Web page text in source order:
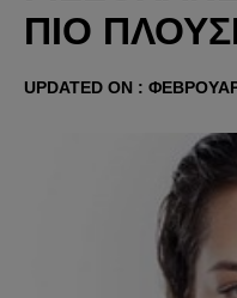
ΠΙΟ
UPDATED ON :